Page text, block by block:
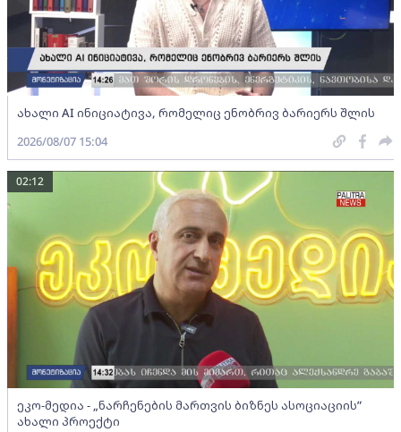
ახალი AI ინიციატივა, რომელიც ენობრივ ბარიერს შლის
2026/08/07 15:04
ეკო-მედია - „ნარჩენების მართვის ბიზნეს ასოციაციის”
ახალი პროექტი
02:12